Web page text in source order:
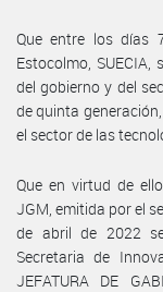
Que entre los días
Estocolmo,
del gobierno y del
de quinta
el sector de las
Que en virtud de
JGM, emitida por el
de abril de 2022
Secretaria de
JEFATURA DE